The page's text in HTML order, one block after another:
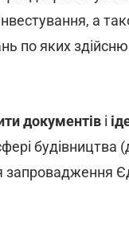
а
по яких
документів і
будівництва
запровадження